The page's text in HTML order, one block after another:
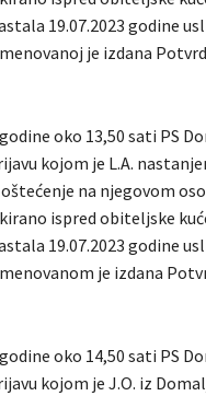
19.07.2023 godine
je izdana
oko 13,50 sati PS
kojom je L.A.
na njegovom
ispred obiteljske
19.07.2023 godine
je izdana
oko 14,50 sati PS
kojom je J.O. iz